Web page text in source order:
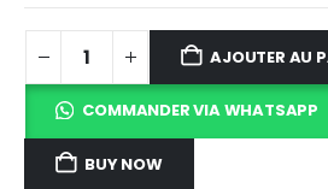
AJOUTER AU
COMMANDER VIA WHATSAPP
BUY NOW